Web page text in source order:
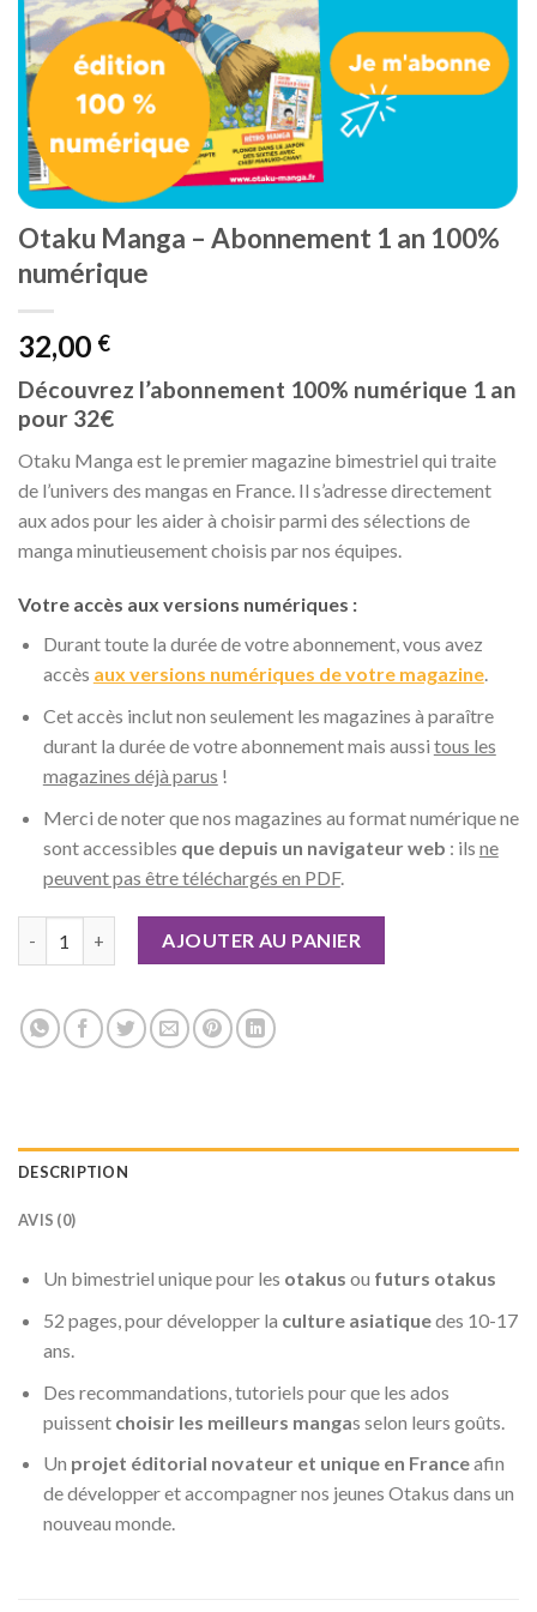
Otaku Manga – Abonnement 1 an 100%
numérique
32,00 €
Découvrez l’abonnement 100% numérique 1 an
pour 32€
Otaku Manga est le premier magazine bimestriel qui traite
de l’univers des mangas en France. Il s’adresse directement
aux ados pour les aider à choisir parmi des sélections de
manga minutieusement choisis par nos équipes.
Votre accès aux versions numériques :
Durant toute la durée de votre abonnement, vous avez
accès aux versions numériques de votre magazine.
Cet accès inclut non seulement les magazines à paraître
durant la durée de votre abonnement mais aussi tous les
magazines déjà parus !
Merci de noter que nos magazines au format numérique ne
sont accessibles que depuis un navigateur web : ils ne
peuvent pas être téléchargés en PDF.
quantité de Otaku Manga - Abonnement 1 an 100% numérique
AJOUTER AU PANIER
DESCRIPTION
AVIS (0)
Un bimestriel unique pour les otakus ou futurs otakus
52 pages, pour développer la culture asiatiquedes 10-17
ans.
Des recommandations, tutoriels pour que les ados
puissent choisir les meilleurs mangas selon leurs goûts.
Un projet éditorial novateur et unique en Franceafin
de développer et accompagner nos jeunes Otakus dans un
nouveau monde.